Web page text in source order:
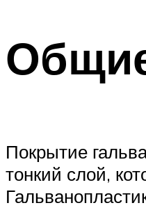
Покрытие
тонкий слой,